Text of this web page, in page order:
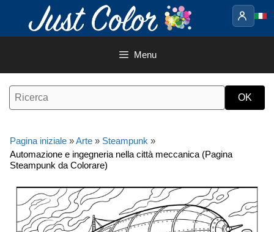
contenuto
Menu
Pagina iniziale »Arte » Steampunk »
Automazione e ingegneria nella città meccanica (Pagina
Steampunk da Colorare)